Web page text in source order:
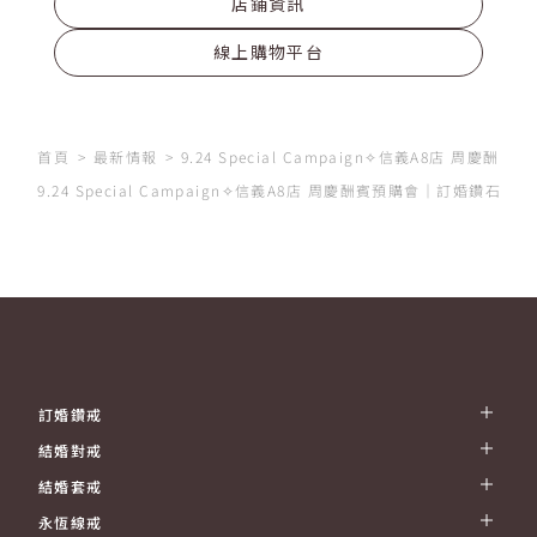
線上購物平台
首頁 最新情報
9.24 Special Campaign✧信義A8店 周慶酬賓預
9.24 Special Campaign✧信義A8店 周慶酬賓預購會｜訂婚鑽石戒
訂婚鑽戒
結婚對戒
結婚套戒
永恆線戒